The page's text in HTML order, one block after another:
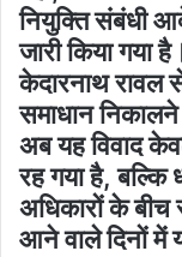
नियुक्ति संबंधी
जारी किया गया
केदारनाथ रावल
समाधान निकालने
अब यह विवाद
रह गया है, बल्कि
अधिकारों के बीच
आने वाले दिनों